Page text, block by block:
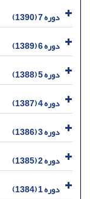
دوره 7 (1390)
دوره 6 (1389)
دوره 5 (1388)
دوره 4 (1387)
دوره 3 (1386)
دوره 2 (1385)
دوره 1 (1384)